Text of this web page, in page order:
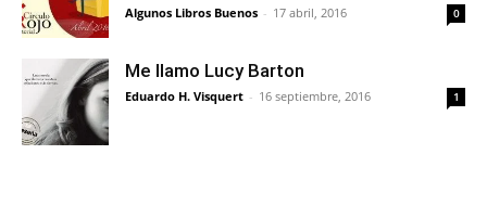
Algunos Libros Buenos - 17 abril, 2016 0
Me llamo Lucy Barton
Eduardo H. Visquert - 16 septiembre, 2016 1